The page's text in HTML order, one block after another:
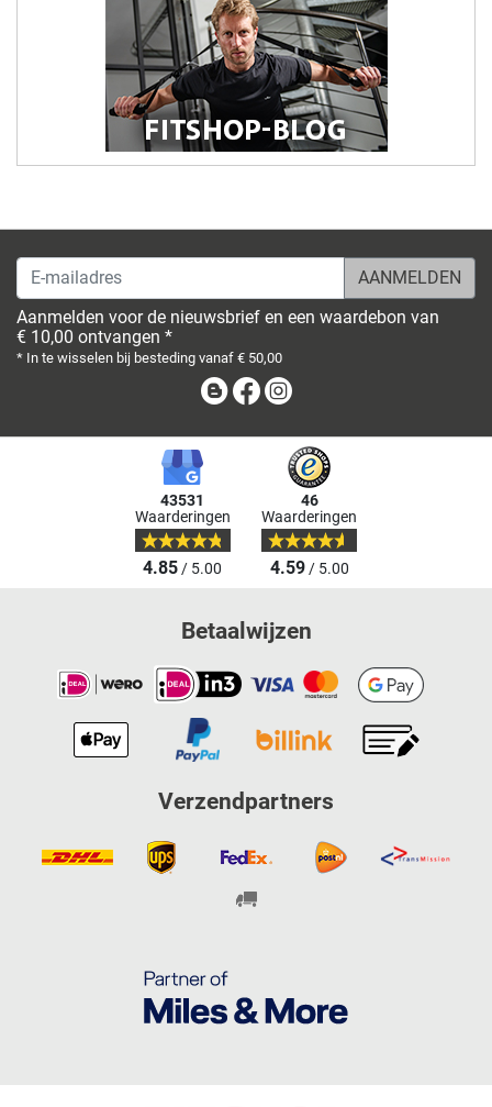
E-mailadres
Aanmelden voor de nieuwsbrief en een waardebon van
€ 10,00 ontvangen *
* In te wisselen bij besteding vanaf € 50,00
BlogFacebook
43531
Waarderingen
4.85/ 5.00
46
Waarderingen
4.59/ 5.00
Betaalwijzen
Verzendpartners